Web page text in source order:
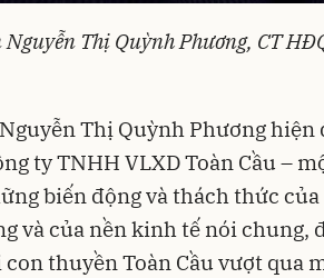
Thị Quỳnh Phương, CT
Thị Quỳnh Phương hiện
ty TNHH VLXD Toàn Cầu –
biến động và thách thức
và của nền kinh tế nói chung,
thuyền Toàn Cầu vượt qua